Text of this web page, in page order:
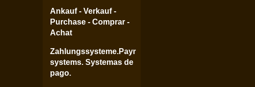
Ankauf - Verkauf -
Purchase - Comprar -
Achat
Zahlungssysteme.Payment
systems. Systemas de
pago.